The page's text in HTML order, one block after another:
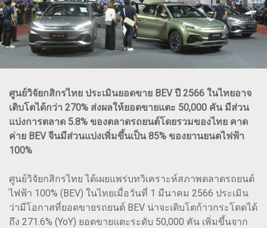
ศูนย์วิจัยกสิกรไทย ประเมินยอดขาย BEV ปี 2566 ในไทยอาจ
เติบโตได้กว่า 270% ส่งผลให้ยอดขายแตะ 50,000 คัน มีส่วน
แบ่งการตลาด 5.8% ของตลาดรถยนต์โดยรวมของไทย คาด
ค่าย BEV จีนมีส่วนแบ่งเพิ่มขึ้นเป็น 85% ของยานยนตไฟฟ้า
100%
ศูนย์วิจัยกสิกรไทย ได้เผยแพร่บทวิเคราะห์สภาพตลาดรถยนต์
ไฟฟ้า 100% (BEV) ในไทยเมื่อวันที่ 1 มีนาคม 2566 ประเมิน
ว่ามีโอกาสที่ยอดขายรถยนต์ BEV น่าจะเติบโตก้าวกระโดดได้
ถึง 271.6% (YoY) ยอดขายแตะระดับ 50,000 คัน เพิ่มขึ้นจาก